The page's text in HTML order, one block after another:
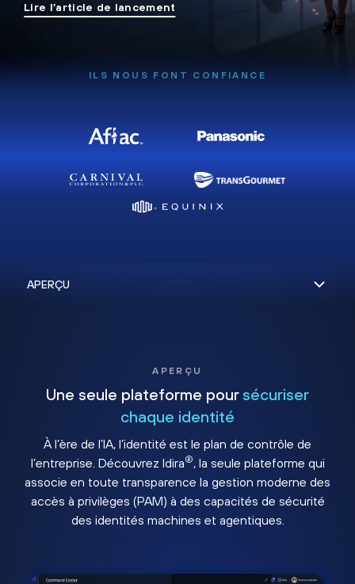
Lire l’article de lancement
ILS NOUS FONT CONFIANCE
APERÇU
Une seule plateforme pour sécuriser
chaque identité
À l’ère de l’IA, l’identité est le plan de contrôle de
l’entreprise. Découvrez Idira®, la seule plateforme qui
associe en toute transparence la gestion moderne des
accès à privilèges (PAM) à des capacités de sécurité
des identités machines et agentiques.